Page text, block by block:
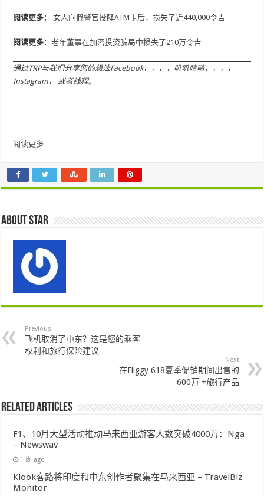
阅读更多：女人向假警官投降ATM卡后，损失了近440,000令吉
阅读更多：老年董事在加密投资骗局中损失了210万令吉
通过TRP与我们分享您的想法Facebook，，，， 叽叽喳喳，，，，
Instagram， 或者线程。
阅读更多
About star
Previous
飞机取消了中东？这是您的乘客
权利和旅行保险建议
Next
在Fliggy 618夏季促销期间出售的
600万 +旅行产品
Related Articles
F1、10月大型活动推动马来西亚游客人数突破4000万：Nga
– Newswav
1 周 ago
Klook客路将印度和中东创作者聚集在马来西亚 – TravelBiz
Monitor